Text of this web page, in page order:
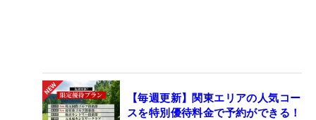
【毎週更新】関東エリアの人気コー
スを特別優待料金で予約ができる！